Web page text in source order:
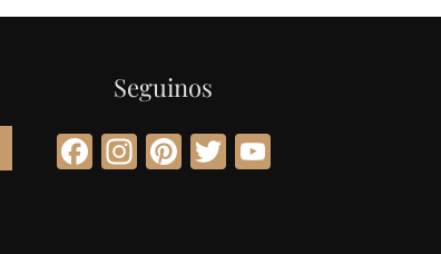
Seguinos
Facebook
Instagram
Pinterest
TwitterYouTube